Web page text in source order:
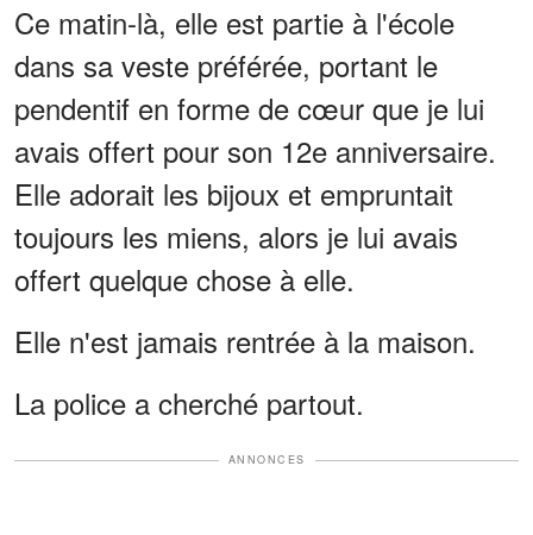
Ce matin-là, elle est partie à l'école
dans sa veste préférée, portant le
pendentif en forme de cœur que je lui
avais offert pour son 12e anniversaire.
Elle adorait les bijoux et empruntait
toujours les miens, alors je lui avais
offert quelque chose à elle.
Elle n'est jamais rentrée à la maison.
La police a cherché partout.
ANNONCES